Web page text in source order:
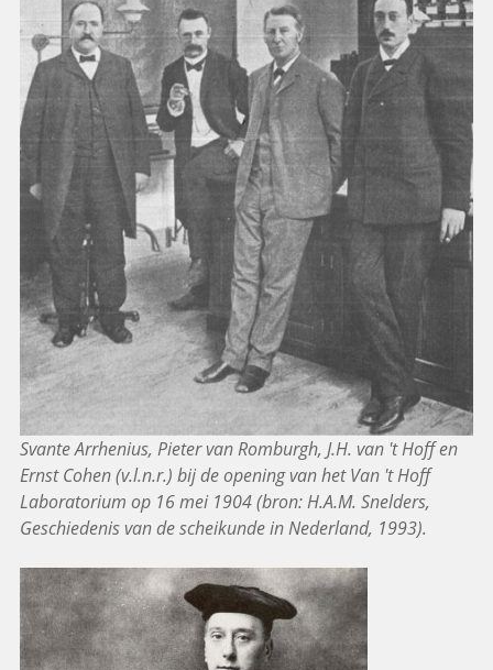
Svante Arrhenius, Pieter van Romburgh, J.H. van 't Hoff en
Ernst Cohen (v.l.n.r.) bij de opening van het Van 't Hoff
Laboratorium op 16 mei 1904 (bron: H.A.M. Snelders,
Geschiedenis van de scheikunde in Nederland, 1993).